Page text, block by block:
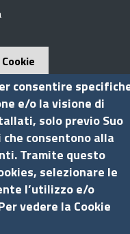
consentire
e/o la visione di
solo previo Suo
consentono alla
Tramite questo
selezionare le
l’utilizzo e/o
vedere la Cookie